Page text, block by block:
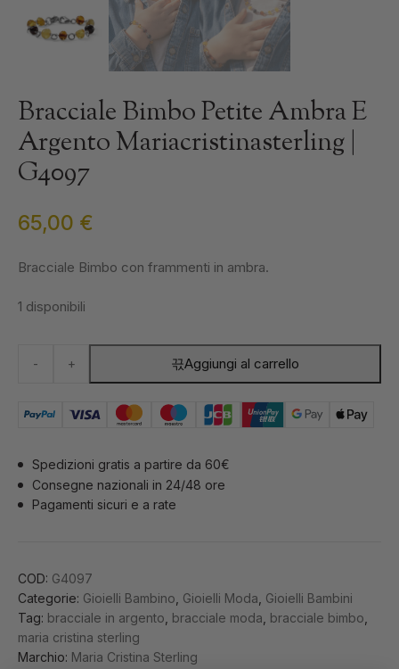
Bracciale Bimbo Petite Ambra E
Argento Mariacristinasterling |
G4097
65,00 €
Bracciale Bimbo con frammenti in ambra.
1 disponibili
-
Ambra
Mariacristinasterling
|
G4097
+ Aggiungi al carrello
Spedizioni gratis a partire da 60€
Consegne nazionali in 24/48 ore
Pagamenti sicuri e a rate
COD: G4097
Categorie: Gioielli Bambino Gioielli Moda Gioielli Bambini
Tag: bracciale in argento bracciale moda bracciale bimbo
maria cristina sterling
Marchio: Maria Cristina Sterling